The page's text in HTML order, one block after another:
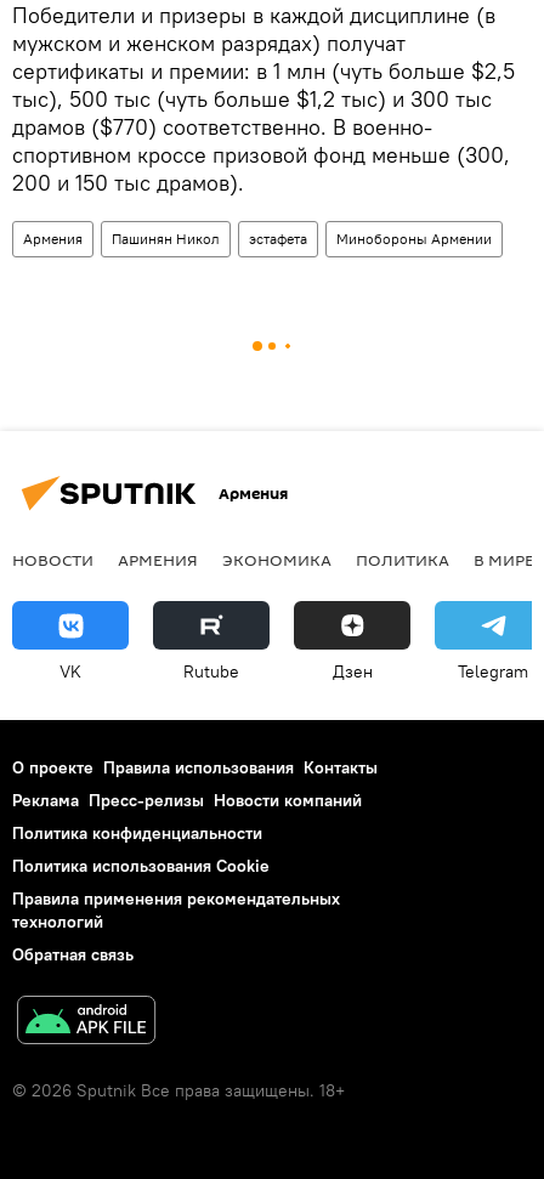
Победители и призеры в каждой дисциплине (в
мужском и женском разрядах) получат
сертификаты и премии: в 1 млн (чуть больше $2,5
тыс), 500 тыс (чуть больше $1,2 тыс) и 300 тыс
драмов ($770) соответственно. В военно-
спортивном кроссе призовой фонд меньше (300,
200 и 150 тыс драмов).
Армения Пашинян Никол эстафета Минобороны Армении
Армения
НОВОСТИ АРМЕНИЯ ЭКОНОМИКА ПОЛИТИКА В МИРЕ
VK Rutube Дзен Telegram
О проекте Правила использования Контакты
Реклама Пресс-релизы Новости компаний
Политика конфиденциальности
Политика использования Cookie
Правила применения рекомендательных
технологий
Обратная связь
© 2026 Sputnik Все права защищены. 18+